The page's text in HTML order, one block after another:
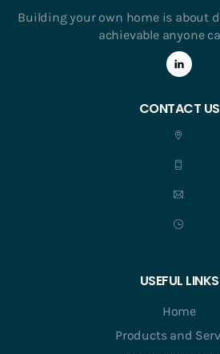
Building your own home is about
achievable anyone
CONTACT US
USEFUL LINKS
Home
Products and